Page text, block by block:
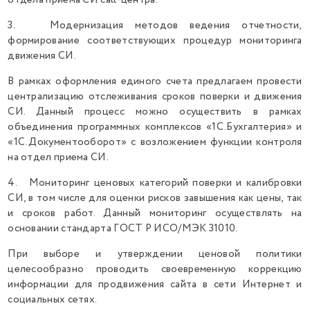
3. Модернизация методов ведения отчетности,
формирование соответствующих процедур мониторинга
движения СИ.
В рамках оформления единого счета предлагаем провести
централизацию отслеживания сроков поверки и движения
СИ. Данный процесс можно осуществить в рамках
объединения программных комплексов «1С.Бухгалтерия» и
«1С.Документооборот» с возложением функции контроля
на отдел приема СИ.
4. Мониторинг ценовых категорий поверки и калибровки
СИ, в том числе для оценки рисков завышения как цены, так
и сроков работ. Данный мониторинг осуществлять на
основании стандарта ГОСТ Р ИСО/МЭК 31010.
При выборе и утверждении ценовой политики
целесообразно проводить своевременную коррекцию
информации для продвижения сайта в сети Интернет и
социальных сетях.